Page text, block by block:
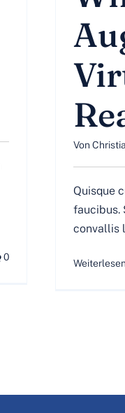
0
Von
Quisque
faucibus.
convallis
Weiterlesen